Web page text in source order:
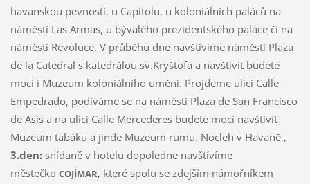
havanskou pevností, u Capitolu, u koloniálních paláců na
náměstí Las Armas, u bývalého prezidentského paláce či na
náměstí Revoluce. V průběhu dne navštívíme náměstí Plaza
de la Catedral s katedrálou sv.Kryštofa a navštívit budete
moci i Muzeum koloniálního umění. Projdeme ulici Calle
Empedrado, podíváme se na náměstí Plaza de San Francisco
de Asís a na ulici Calle Mercederes budete moci navštívit
Muzeum tabáku a jinde Muzeum rumu. Nocleh v Havaně.,
3.den:snídaně v hotelu dopoledne navštívíme
městečko COJÍMAR, které spolu se zdejším námořníkem